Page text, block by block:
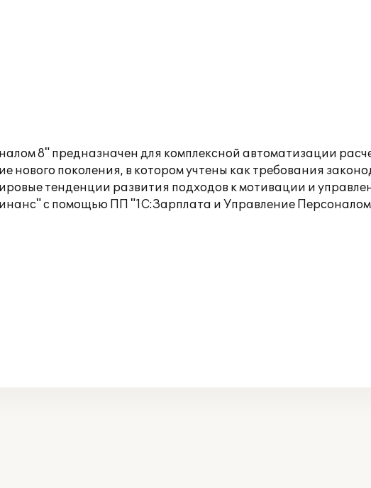
8" предназначен для комплексной автоматизации
поколения, в котором учтены как требования
тенденции развития подходов к мотивации и
с помощью ПП "1С:Зарплата и Управление Персоналом